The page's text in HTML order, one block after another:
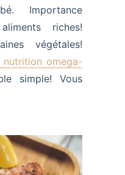
Importance
riches!
végétales!
nutrition omega-
simple! Vous